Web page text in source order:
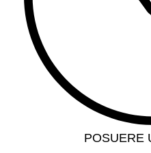
POSUERE